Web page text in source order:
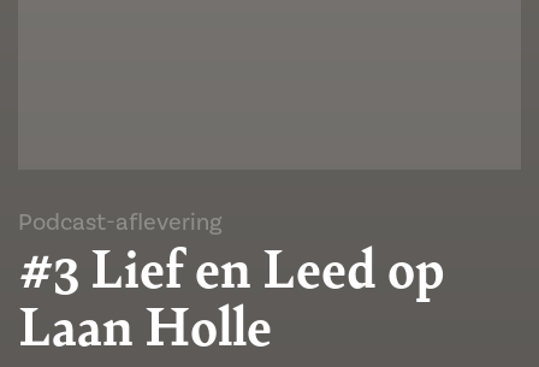
Podcast-aflevering
#3 Lief en Leed op
Laan Holle